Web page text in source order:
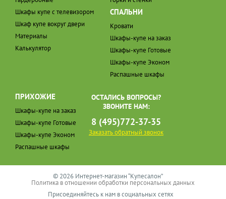
Шкафы купе с телевизором
Шкаф купе вокруг двери
Материалы
Калькулятор
СПАЛЬНИ
Кровати
Шкафы-купе на заказ
Шкафы-купе Готовые
Шкафы-купе Эконом
Распашные шкафы
ПРИХОЖИЕ
Шкафы-купе на заказ
Шкафы-купе Готовые
Шкафы-купе Эконом
Распашные шкафы
ОСТАЛИСЬ ВОПРОСЫ?
ЗВОНИТЕ НАМ:
8 (495)772-37-35
Заказать обратный звонок
© 2026 Интернет-магазин “Купесалон”
Политика в отношении обработки персональных данных
Присоединяйтесь к нам в социальных сетях